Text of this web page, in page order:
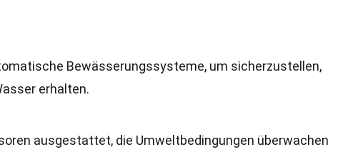
Bewässerungssysteme, um sicherzustellen,
erhalten.
ausgestattet, die Umweltbedingungen überwachen